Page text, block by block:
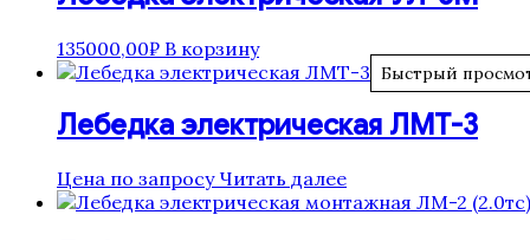
135000,00₽ В корзину
Быстрый
Лебедка электрическая ЛМТ-3
Цена по запросу Читать далее